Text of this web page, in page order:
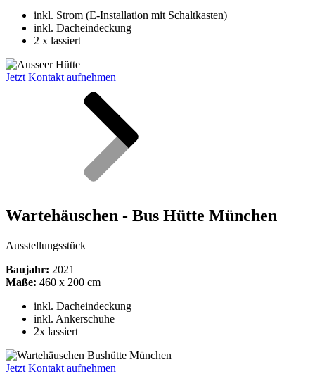
inkl. Strom (E-Installation mit Schaltkasten)
inkl. Dacheindeckung
2 x lassiert
Jetzt Kontakt aufnehmen
Wartehäuschen - Bus Hütte München
Ausstellungsstück
Baujahr: 2021
Maße: 460 x 200 cm
inkl. Dacheindeckung
inkl. Ankerschuhe
2x lassiert
Jetzt Kontakt aufnehmen